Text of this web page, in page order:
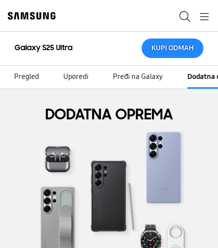
content
Galaxy S25 Ultra KUPI ODMAH
Pregled Uporedi Pređi na Galaxy Dodatna
DODATNA OPREMA